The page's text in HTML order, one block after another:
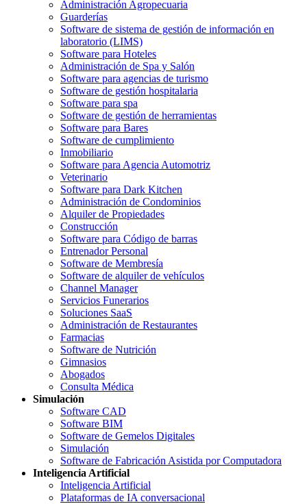
Administración Agropecuaria
Guarderías
Software de sistema de gestión de información en
laboratorio (LIMS)
Software para Hoteles
Administración de Spa y Salón
Software para agencias de turismo
Software de gestión hospitalaria
Software para spa
Software de gestión de herramientas
Software para Bares
Software de cumplimiento
Inmobiliario
Software para Agencia Automotriz
Veterinario
Software para Dark Kitchen
Administración de Condominios
Alquiler de Propiedades
Construcción
Software para Código de barras
Entrenador Personal
Software de Membresía
Software de alquiler de vehículos
Channel Manager
Servicios Funerarios
Soluciones SaaS
Administración de Restaurantes
Farmacias
Software de Nutrición
Gimnasios
Abogados
Consulta Médica
Simulación
Software CAD
Software BIM
Software de Gemelos Digitales
Simulación
Software de Fabricación Asistida por Computadora
Inteligencia Artificial
Inteligencia Artificial
Plataformas de IA conversacional